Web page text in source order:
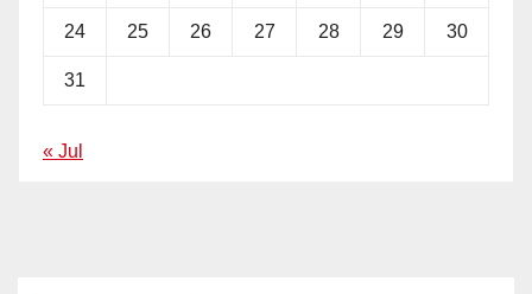
24 25 26 27 28 29 30
31
« Jul